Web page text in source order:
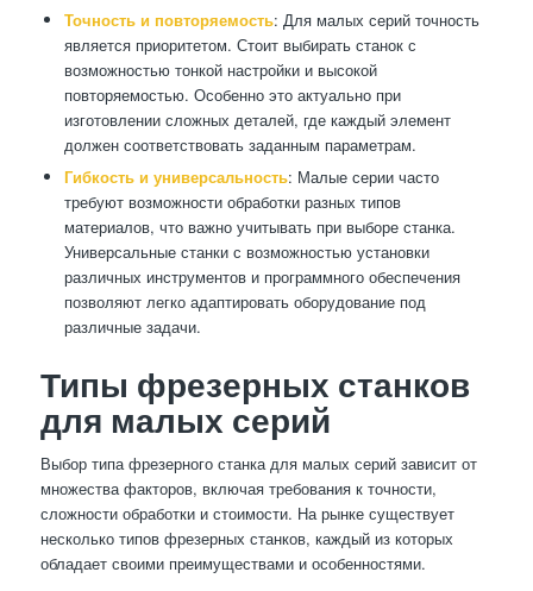
Точность и повторяемость: Для малых серий точность
является приоритетом. Стоит выбирать станок с
возможностью тонкой настройки и высокой
повторяемостью. Особенно это актуально при
изготовлении сложных деталей, где каждый элемент
должен соответствовать заданным параметрам.
Гибкость и универсальность: Малые серии часто
требуют возможности обработки разных типов
материалов, что важно учитывать при выборе станка.
Универсальные станки с возможностью установки
различных инструментов и программного обеспечения
позволяют легко адаптировать оборудование под
различные задачи.
Типы фрезерных станков
для малых серий
Выбор типа фрезерного станка для малых серий зависит от
множества факторов, включая требования к точности,
сложности обработки и стоимости. На рынке существует
несколько типов фрезерных станков, каждый из которых
обладает своими преимуществами и особенностями.